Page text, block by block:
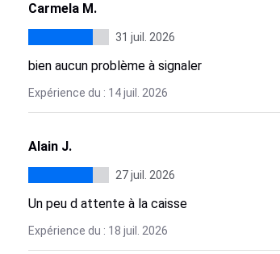
Carmela M.
31 juil. 2026
bien aucun problème à signaler
Expérience du : 14 juil. 2026
Alain J.
27 juil. 2026
Un peu d attente à la caisse
Expérience du : 18 juil. 2026